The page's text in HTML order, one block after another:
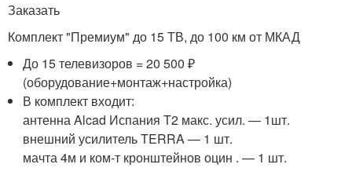
Заказать
Комплект "Премиум" до 15 ТВ, до 100 км от МКАД
До 15 телевизоров = 20 500 ₽
(оборудование+монтаж+настройка)
В комплект входит:
​антенна Alcad Испания T2 макс. усил. — 1шт.
внешний усилитель TERRA — 1 шт.
мачта 4м и ком-т кронштейнов оцин . — 1 шт.